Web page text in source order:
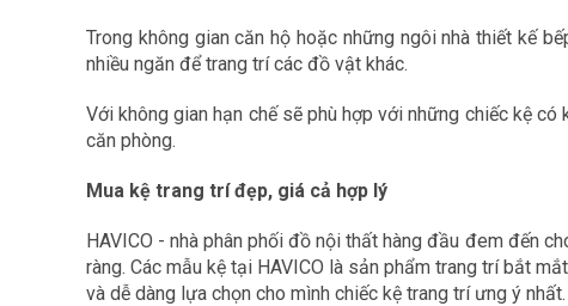
Trong không gian căn hộ hoặc những ngôi nhà thiết kế
nhiều ngăn để trang trí các đồ vật khác.
Với không gian hạn chế sẽ phù hợp với những chiếc kệ
căn phòng.
Mua kệ trang trí đẹp, giá cả hợp lý
HAVICO - nhà phân phối đồ nội thất hàng đầu đem đến
ràng. Các mẫu kệ tại HAVICO là sản phẩm trang trí bắt
và dễ dàng lựa chọn cho mình chiếc kệ trang trí ưng ý nhất.